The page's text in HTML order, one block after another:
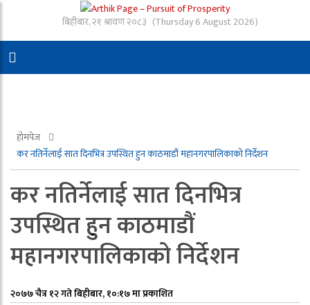
बिहीबार, २१ श्रावण २०८३ (Thursday 6 August 2026)
होमपेज
कर नतिर्नेलाई सात दिनभित्र उपस्थित हुन काठमाडौं महानगरपालिकाको निर्देशन
कर नतिर्नेलाई सात दिनभित्र
उपस्थित हुन काठमाडौं
महानगरपालिकाको निर्देशन
२०७७ चैत्र १२ गते बिहीबार, १०:१७ मा प्रकाशित